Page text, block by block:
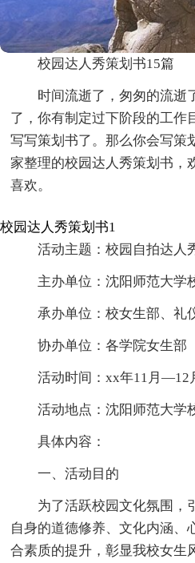
校园达人秀策划书15篇
时间流逝了，匆匆的流逝
了，你有制定过下阶段的工作
写写策划书了。那么你会写策
家整理的校园达人秀策划书，
喜欢。
校园达人秀策划书1
活动主题：校园自拍达人
主办单位：沈阳师范大学
承办单位：校女生部、礼
协办单位：各学院女生部
活动时间：xx年11月—12
活动地点：沈阳师范大学
具体内容：
一、活动目的
为了活跃校园文化氛围，
自身的道德修养、文化内涵、
合素质的提升，彰显我校女生